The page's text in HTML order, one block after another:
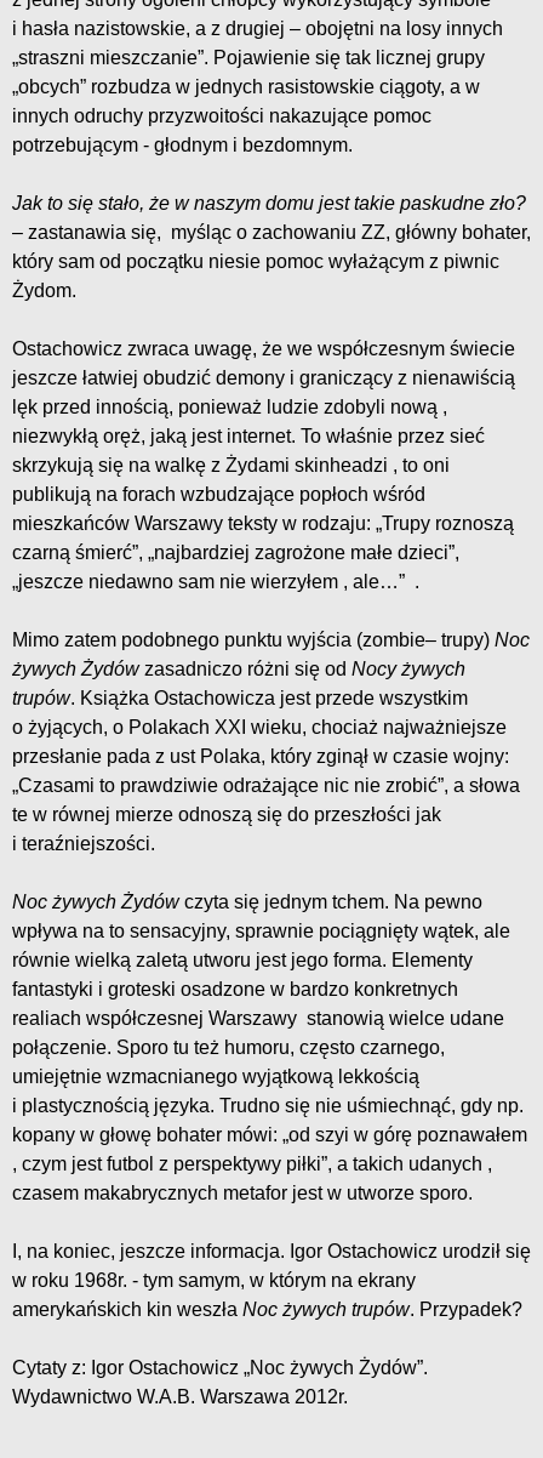
i hasła nazistowskie, a z drugiej – obojętni na losy innych
„straszni mieszczanie”. Pojawienie się tak licznej grupy
„obcych” rozbudza w jednych rasistowskie ciągoty, a w
innych odruchy przyzwoitości nakazujące pomoc
potrzebującym - głodnym i bezdomnym.
Jak to się stało, że w naszym domu jest takie paskudne zło?
– zastanawia się, myśląc o zachowaniu ZZ, główny bohater,
który sam od początku niesie pomoc wyłażącym z piwnic
Żydom.
Ostachowicz zwraca uwagę, że we współczesnym świecie
jeszcze łatwiej obudzić demony i graniczący z nienawiścią
lęk przed innością, ponieważ ludzie zdobyli nową ,
niezwykłą oręż, jaką jest internet. To właśnie przez sieć
skrzykują się na walkę z Żydami skinheadzi , to oni
publikują na forach wzbudzające popłoch wśród
mieszkańców Warszawy teksty w rodzaju: „Trupy roznoszą
czarną śmierć”, „najbardziej zagrożone małe dzieci”,
„jeszcze niedawno sam nie wierzyłem , ale…” .
Mimo zatem podobnego punktu wyjścia (zombie– trupy) Noc
żywych Żydówzasadniczo różni się od Nocy żywych
trupów. Książka Ostachowicza jest przede wszystkim
o żyjących, o Polakach XXI wieku, chociaż najważniejsze
przesłanie pada z ust Polaka, który zginął w czasie wojny:
„Czasami to prawdziwie odrażające nic nie zrobić”, a słowa
te w równej mierze odnoszą się do przeszłości jak
i teraźniejszości.
Noc żywych Żydówczyta się jednym tchem. Na pewno
wpływa na to sensacyjny, sprawnie pociągnięty wątek, ale
równie wielką zaletą utworu jest jego forma. Elementy
fantastyki i groteski osadzone w bardzo konkretnych
realiach współczesnej Warszawy stanowią wielce udane
połączenie. Sporo tu też humoru, często czarnego,
umiejętnie wzmacnianego wyjątkową lekkością
i plastycznością języka. Trudno się nie uśmiechnąć, gdy np.
kopany w głowę bohater mówi: „od szyi w górę poznawałem
, czym jest futbol z perspektywy piłki”, a takich udanych ,
czasem makabrycznych metafor jest w utworze sporo.
I, na koniec, jeszcze informacja. Igor Ostachowicz urodził się
w roku 1968r. - tym samym, w którym na ekrany
amerykańskich kin weszła Noc żywych trupów. Przypadek?
Cytaty z: Igor Ostachowicz „Noc żywych Żydów”.
Wydawnictwo W.A.B. Warszawa 2012r.